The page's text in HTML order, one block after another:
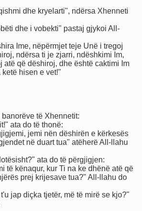
dhe kryelarti", ndërsa Xhenneti
dhe i vobekti" pastaj gjykoi All-
Ime, nëpërmjet teje Unë i tregoj
ndërsa ti je zjarri, ndëshkimi Im,
atë që dëshiroj, dhe është caktimi Im
hisen e vet!"
të Xhennetit:
ata do të thonë:
jemi nën dëshirën e kërkesës
në duart tua" atëherë All-llahu
ata do të përgjigjen:
të kënaqur, kur Ti na ke dhënë atë që
prej krijesave tua?" All-llahu do
jap diçka tjetër, më të mirë se kjo?"
dhe gjuha e zemrës